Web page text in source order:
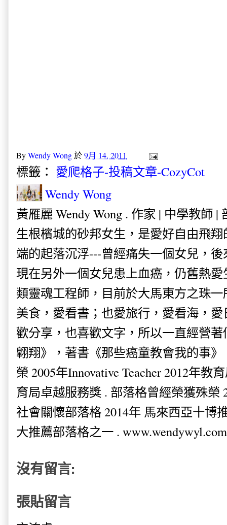
ByWendy Wong於9月 14, 2011
標籤： 愛爬格子-投稿文章-CozyCot
Wendy Wong
黃雁麗 Wendy Wong . 作家 | 中學教師 |
生根檳城的砂邦女生，是愛好自由飛
端的起落沉浮---曾經痛失一個女兒，
現在另外一個女兒患上血癌，仍舊熱
類靈魂工程師，目前於大馬東方之珠
美食，愛看書；也愛旅行，愛看海，
歡分享，也喜歡文字，所以一直經營
翺翔》，著書《那些癌童教會我的事
榮 2005年Innovative Teacher 2012年教
育局卓越服務獎 . 部落格曾經榮獲殊榮
社會關懷部落格 2014年 馬來西亞十博
大推薦部落格之一 . www.wendywyl.com
沒有留言:
張貼留言